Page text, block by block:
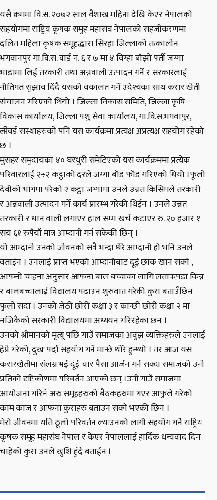
यसै क्रममा वि.स. २०७२ साल वैशाख महिना देखि केएर नेपालको
सहयोगमा राष्ट्रिय कृषक समुह महासंघ नेपालको सहजीकरणमा
दलित महिला कृषक समूहद्धारा सिरहा जिल्लाको तत्कालीन
भगवानपुर गा.वि.स. वार्ड नं. ६ र ७ मा ४ विग्हा बाँझो पर्ती जग्गा
भाडामा लिई तरकारी तथा अन्नवाली उत्पादन गर्ने र सरकारलाई
नीतिगत सुझाव दिंदै यसको वकालत गर्ने उदेश्यका साथ करार खेती
संचालन गरिएको थियो । जिल्ला विकास समिति, जिल्ला कृषि
विकास कार्यालय, जिल्ला पशु सेवा कार्यालय, गा.वि.स.भगवापुर,
ली̵वर्ड संस्थाहरुको पनि यस कार्यक्रमा प्रत्यक्ष अप्रत्यक्ष सहयोग रहेको
छ ।
मुसहर समुदायका ४० घरधुरी समेटिएको यस कार्यक्रममा प्रत्येक
परिवारलाई २÷२ कट्ठाको दरले जग्गा बाँड फाँड गरिएको थियो ।फूलो
देवीको भागमा परेको २ कट्ठा जग्गामा उनले उन्नत किसिमले तरकारी
र अन्नवाली उत्पादन गर्ने कार्य प्रारम्भ गरेकी थिईन । उनले उन्नत
तरकारी र धान वाली लगाएर हाल सम्म खर्च कटाएर रु. २० हजार १
सय ६१ रुपैयाँ मात्र आम्दानी गर्न सकेकी छिन् ।
यो आम्दानी उनको जीवनको सवै भन्दा धेरे आम्दानी हो भनि उनले
वताईन । उनलाई प्राप्त भएको आम्दानीबाट दूई छाक खान सक्ने ,
आफनो चाहना अनुसार आफना बाल बच्चाका लागि लताकपडा किन्न
र बालबच्चालाई विद्यालय पढाउन शुरुवात गरेकी कुरा बताउँछिन
फुलो सदा । उनको जेठी छोरी कक्षा ३ र कान्छी छोरी कक्षा २ मा
नजिकैको सरकारी विद्यालयमा अध्ययन गरिरहेका छन ।
उनको श्रीमानको मृत्यू पछि गाउँ समाजका अवुझ व्यक्तिहरुले उनलाई
हेप्ने गरेको, दुखः पर्दा सहयोग गर्ने मान्छे थोरै हुन्थ्यो । तर आज यस
करारखेतीमा संलग्न भई दूई चार पैसा आर्जन गर्न सक्दा समाजको उनी
प्रतिको दृष्टिकोणमा परिवर्तन आएको छन् ।उनी गाउँ समाजमा
आयोजना गरिने अरु समूहहरुको बैठकहरुमा गएर आफुले गरेको
काम काज र आफना कुराहरु बताउन सक्ने भएकी छिन ।
मेरो जीवनमा यति ठूलो परिवर्तन ल्याउनको लागी सहयोग गर्ने राष्ट्रिय
कृषक समूह महासंघ नेपाल र केएर नेपाललाई हार्दिक धन्यवाद दिन
चाहेको कुरा उनले खुशि हुँदै बताईन ।